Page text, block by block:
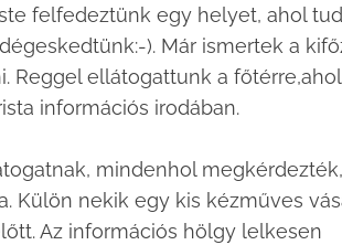
felfedeztünk egy helyet, ahol
). Már ismertek a
Reggel ellátogattunk a
információs irodában.
mindenhol
Külön nekik egy kis kézműves
Az információs hölgy lelkesen